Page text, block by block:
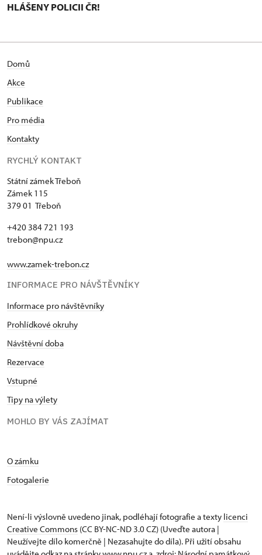
HLÁŠENY POLICII ČR!
Domů
Akce
Publikace
Pro média
Kontakty
RYCHLÝ KONTAKT
Státní zámek Třeboň
Zámek 115
379 01 Třeboň
+420 384 721 193
trebon@npu.cz
www.zamek-trebon.cz
INFORMACE PRO NÁVŠTĚVNÍKY
Informace pro návštěvníky
Prohlídkové okruhy
Návštěvní doba
Rezervace
Vstupné
Tipy na výlety
MOHLO BY VÁS ZAJÍMAT
O zámku
Fotogalerie
Není-li výslovně uvedeno jinak, podléhají fotografie a texty licenci
Creative Commons (CC BY-NC-ND 3.0 CZ) (Uveďte autora |
Neužívejte dílo komerčně | Nezasahujte do díla). Při užití obsahu